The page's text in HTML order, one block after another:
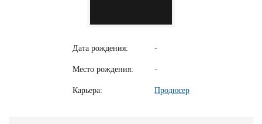
Дата рождения: -
Место рождения: -
Карьера: Продюсер